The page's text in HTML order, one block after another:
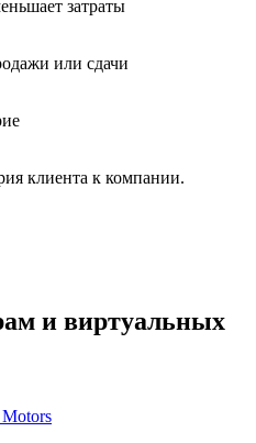
или сдачи
клиента к компании.
и виртуальных